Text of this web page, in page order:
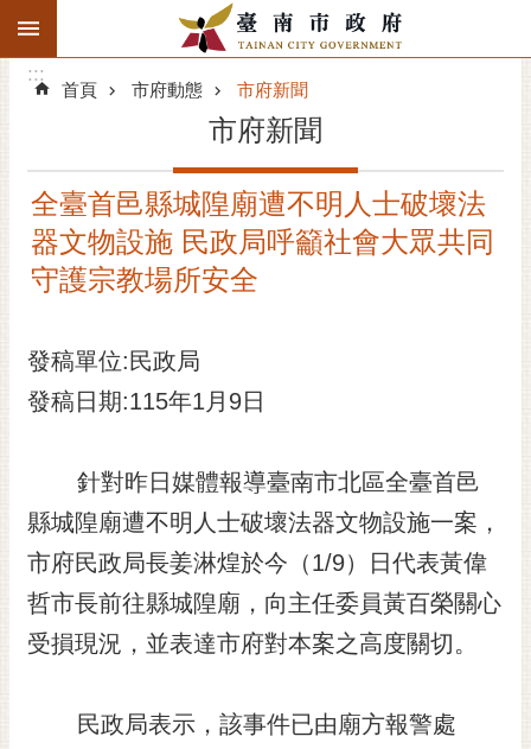
跳到主要內容區塊
搜
階
精彩府城
市府動態
市民互動
黃
偉
哲
:::
:::
首頁 市府動態 市府新聞
市府新聞
全臺首邑縣城隍廟遭不明人士破壞法
器文物設施 民政局呼籲社會大眾共同
守護宗教場所安全
發稿單位:民政局
發稿日期:115年1月9日
針對昨日媒體報導臺南市北區全臺首邑
縣城隍廟遭不明人士破壞法器文物設施一案，
市府民政局長姜淋煌於今（1/9）日代表黃偉
哲市長前往縣城隍廟，向主任委員黃百榮關心
受損現況，並表達市府對本案之高度關切。
民政局表示，該事件已由廟方報警處